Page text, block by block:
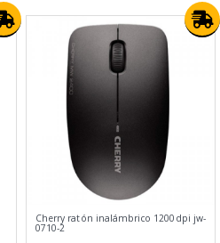
Cherry ratón inalámbrico 1200dpi jw-
0710-2